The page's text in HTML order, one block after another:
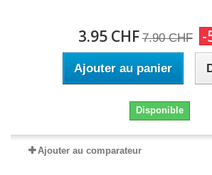
3.95 CHF 7.90 CHF -
Ajouter au panier
Disponible
Ajouter au comparateur